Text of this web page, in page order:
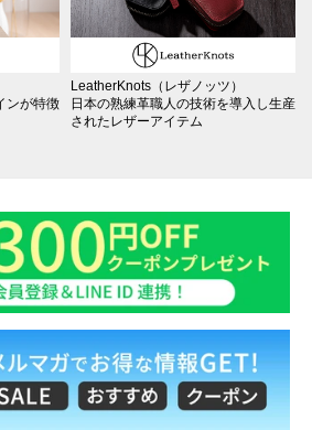
ンが特徴
LeatherKnots（レザノッツ）
日本の熟練革職人の技術を導入し生産
されたレザーアイテム